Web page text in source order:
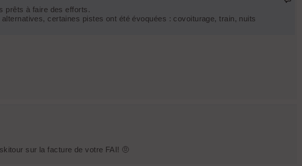
prêts à faire des efforts.
certaines pistes ont été évoquées : covoiturage, train, nuits
sur la facture de votre FAI! 🤨